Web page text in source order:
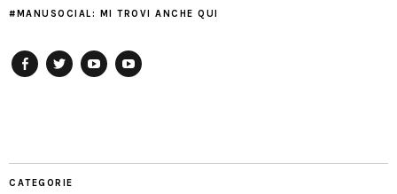
#MANUSOCIAL: MI TROVI ANCHE QUI
CATEGORIE